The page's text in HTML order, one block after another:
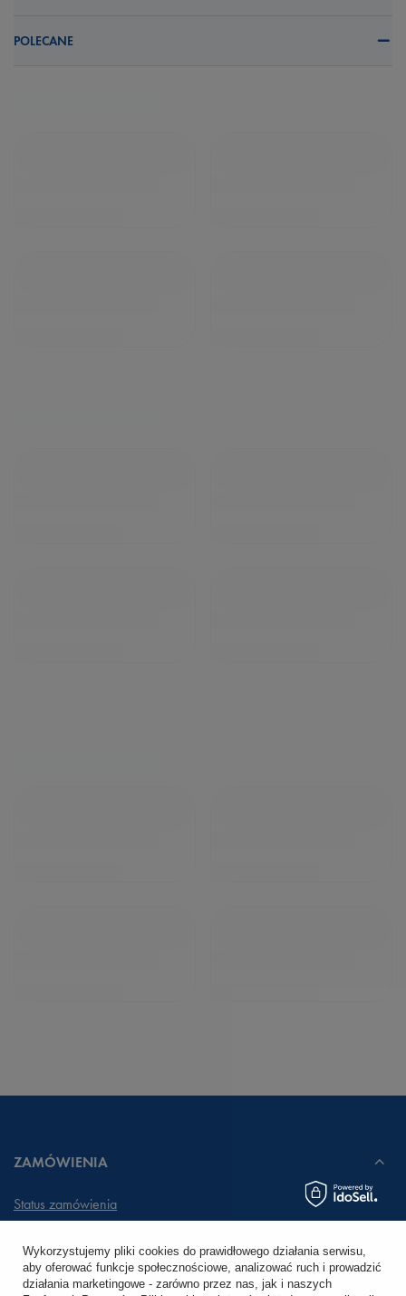
POLECANE
ZAMÓWIENIA
Status zamówienia
Chcę zareklamować produkt
Wykorzystujemy pliki cookies do prawidłowego działania serwisu,
aby oferować funkcje społecznościowe, analizować ruch i prowadzić
działania marketingowe - zarówno przez nas, jak i naszych